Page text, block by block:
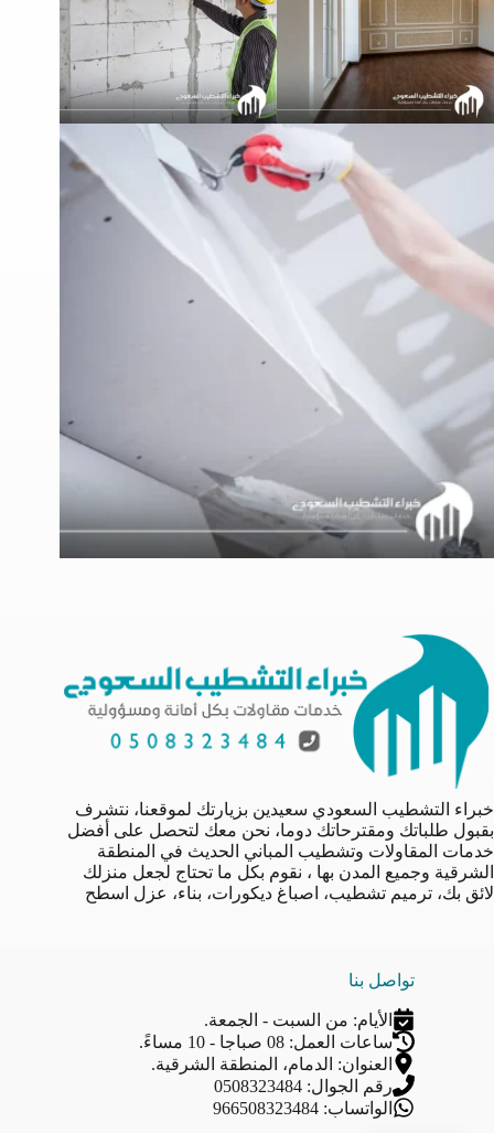
خبراء التشطيب السعودي سعيدين بزيارتك لموقعنا، نتشرف
بقبول طلباتك ومقترحاتك دوما، نحن معك لتحصل على أفضل
خدمات المقاولات وتشطيب المباني الحديث في المنطقة
الشرقية وجميع المدن بها ، نقوم بكل ما تحتاج لجعل منزلك
لائق بك، ترميم تشطيب، اصباغ ديكورات، بناء، عزل اسطح
تواصل بنا
الأيام: من السبت - الجمعة.
ساعات العمل: 08 صباجا - 10 مساءً.
العنوان: الدمام، المنطقة الشرقية.
رقم الجوال: 0508323484
الواتساب: 966508323484